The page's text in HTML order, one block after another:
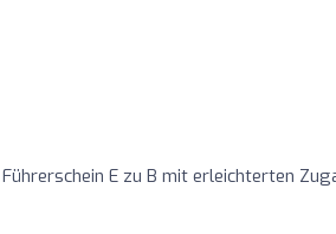
E zu B mit erleichterten